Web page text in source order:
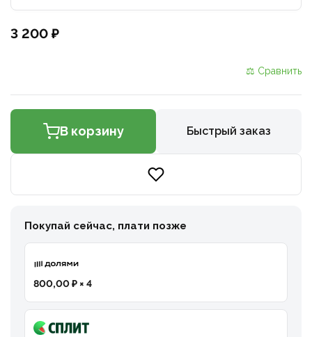
3 200 ₽
⚖ Сравнить
В корзину Быстрый заказ
Покупай сейчас, плати позже
800,00 ₽ × 4